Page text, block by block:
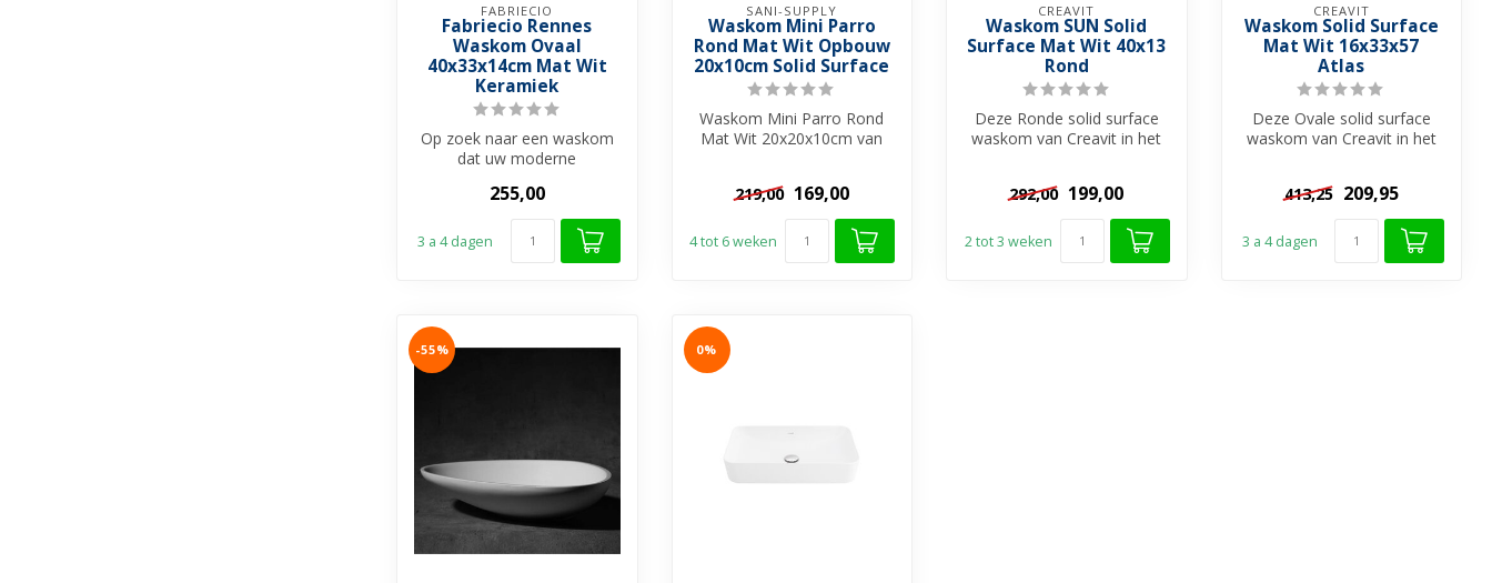
FABRIECIO
Fabriecio Rennes
Waskom Ovaal
40x33x14cm Mat Wit
Keramiek
Op zoek naar een waskom
dat uw moderne
afmaakt met zijn ...
255,00
3 a 4 dagen
SANI-SUPPLY
Waskom Mini Parro
Rond Mat Wit Opbouw
20x10cm Solid Surface
Waskom Mini Parro Rond
Mat Wit 20x20x10cm van
219,00 169,00
4 tot 6 weken
CREAVIT
Waskom SUN Solid
Surface Mat Wit 40x13
Rond
Deze Ronde solid surface
waskom van Creavit in het
292,00 199,00
2 tot 3 weken
CREAVIT
Waskom Solid Surface
Mat Wit 16x33x57
Atlas
Deze Ovale solid surface
waskom van Creavit in het
413,25 209,95
3 a 4 dagen
-55% 0%